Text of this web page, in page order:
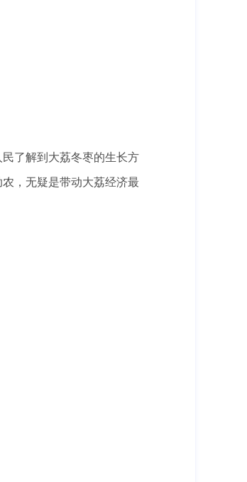
了解到大荔冬枣的生长方
，无疑是带动大荔经济最